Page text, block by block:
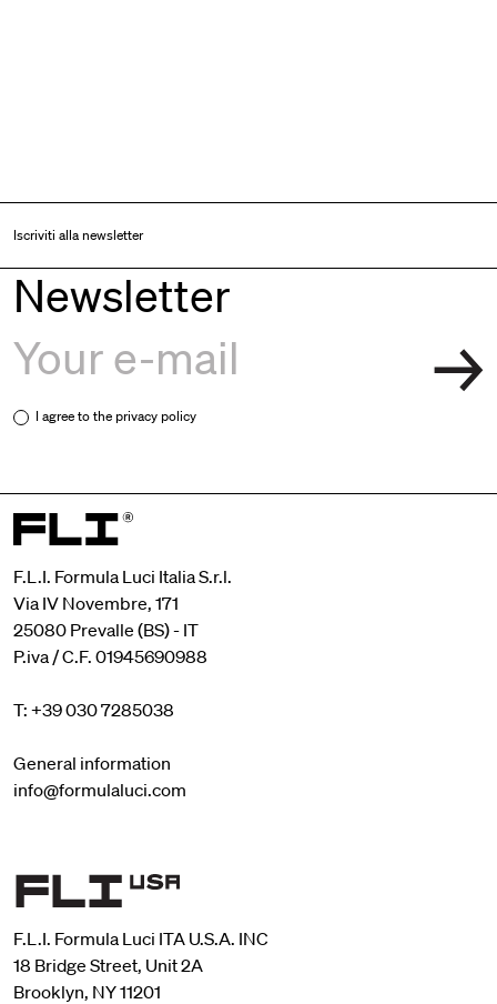
Iscriviti alla newsletter
Newsletter
I agree to theprivacy policy
F.L.I. Formula Luci Italia S.r.l.
Via IV Novembre, 171
25080 Prevalle (BS) - IT
P.iva / C.F. 01945690988
T: +39 030 7285038
General information
info@formulaluci.com
F.L.I. Formula Luci ITA U.S.A. INC
18 Bridge Street, Unit 2A
Brooklyn, NY 11201